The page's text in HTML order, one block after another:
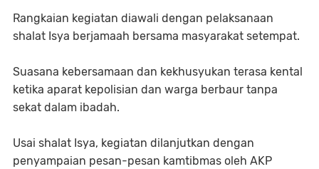
Rangkaian kegiatan diawali dengan pelaksanaan
shalat Isya berjamaah bersama masyarakat setempat.
Suasana kebersamaan dan kekhusyukan terasa kental
ketika aparat kepolisian dan warga berbaur tanpa
sekat dalam ibadah.
Usai shalat Isya, kegiatan dilanjutkan dengan
penyampaian pesan-pesan kamtibmas oleh AKP